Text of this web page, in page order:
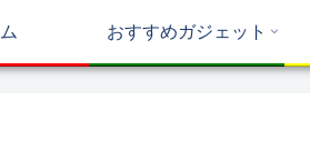
おすすめガジェット